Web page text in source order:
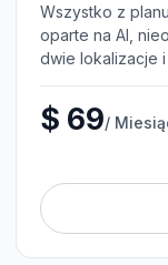
Wszystko z
oparte na AI,
dwie lokalizacje
$ 69/